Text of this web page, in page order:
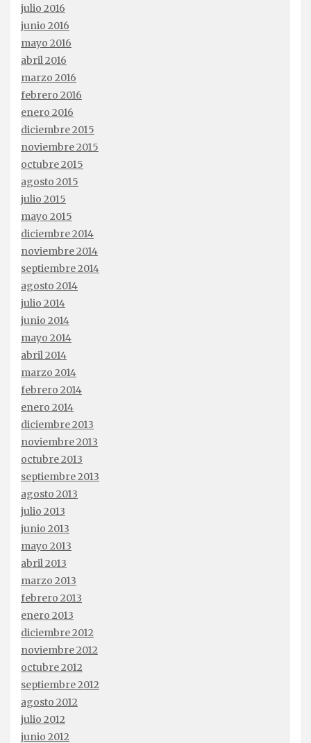
julio 2016
junio 2016
mayo 2016
abril 2016
marzo 2016
febrero 2016
enero 2016
diciembre 2015
noviembre 2015
octubre 2015
agosto 2015
julio 2015
mayo 2015
diciembre 2014
noviembre 2014
septiembre 2014
agosto 2014
julio 2014
junio 2014
mayo 2014
abril 2014
marzo 2014
febrero 2014
enero 2014
diciembre 2013
noviembre 2013
octubre 2013
septiembre 2013
agosto 2013
julio 2013
junio 2013
mayo 2013
abril 2013
marzo 2013
febrero 2013
enero 2013
diciembre 2012
noviembre 2012
octubre 2012
septiembre 2012
agosto 2012
julio 2012
junio 2012